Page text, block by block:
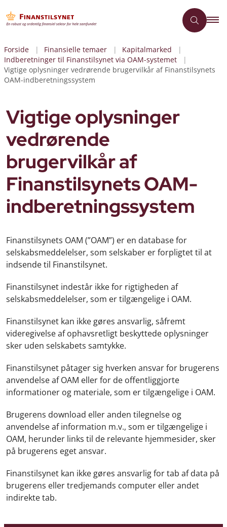
Forside Finansielle temaer
Kapitalmarked
Indberetninger til Finanstilsynet via OAM-systemet
Vigtige oplysninger vedrørende brugervilkår af Finanstilsynets
OAM-indberetningssystem
Vigtige oplysninger
vedrørende
brugervilkår af
Finanstilsynets OAM-
indberetningssystem
Finanstilsynets OAM (”OAM”) er en database for
selskabsmeddelelser, som selskaber er forpligtet til at
indsende til Finanstilsynet.
Finanstilsynet indestår ikke for rigtigheden af
selskabsmeddelelser, som er tilgængelige i OAM.
Finanstilsynet kan ikke gøres ansvarlig, såfremt
videregivelse af ophavsretligt beskyttede oplysninger
sker uden selskabets samtykke.
Finanstilsynet påtager sig hverken ansvar for brugerens
anvendelse af OAM eller for de offentliggjorte
informationer og materiale, som er tilgængelige i OAM.
Brugerens download eller anden tilegnelse og
anvendelse af information m.v., som er tilgængelige i
OAM, herunder links til de relevante hjemmesider, sker
på brugerens eget ansvar.
Finanstilsynet kan ikke gøres ansvarlig for tab af data på
brugerens eller tredjemands computer eller andet
indirekte tab.